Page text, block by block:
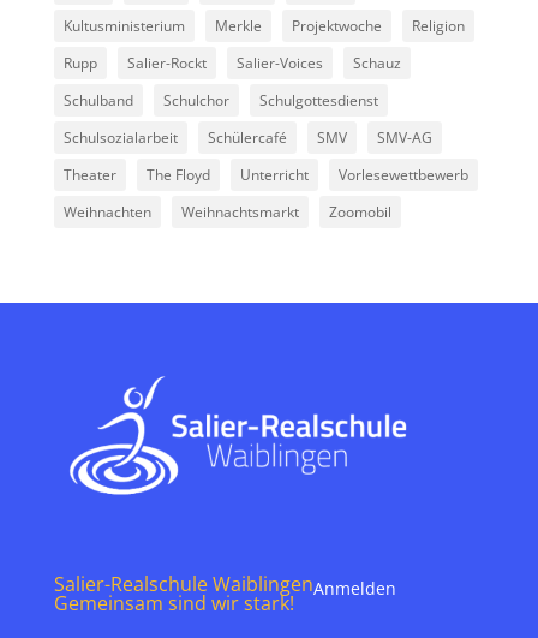
Kultusministerium
Merkle Projektwoche
Religion
Rupp
Salier-Rockt Salier-Voices
Schauz
Schulband
Schulchor
Schulgottesdienst
Schulsozialarbeit
Schülercafé SMV
SMV-AG
Theater
The Floyd Unterricht
Vorlesewettbewerb
Weihnachten
Weihnachtsmarkt Zoomobil
Salier-Realschule Waiblingen
Gemeinsam sind wir stark!
Anmelden